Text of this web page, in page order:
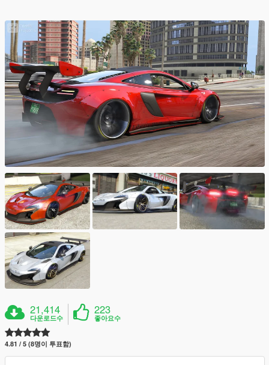
21,414
다운로드수
223
좋아요수
4.81 / 5 (8명이 투표함)